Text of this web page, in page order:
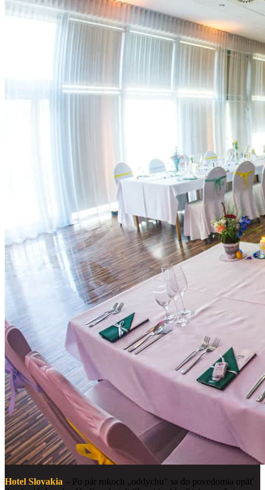
Hotel Slovakia – Po pár rokoch „oddychu" sa do povedomia opäť